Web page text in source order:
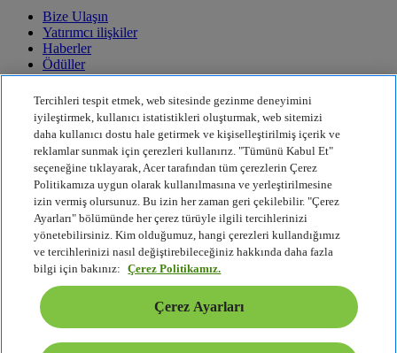
Bize Ulaşın
Yatırımcı ilişkiler
Haberler
Ödüller
Etkinlikler
Sürdürülebilirlik
Sürdürülebilirlik
Kurumsal Sosyal Sorumluluk
Ürün Karbon Ayak İzi
Project Humanity
Earthion
Gizlilik Politikası
Çerez Politikası
Yasal Uyarı
Ek Yasal Bilgiler
Erişilebilirlik Politikası
Çerez Ayarları
Türkiye - Türkçe
Tercihleri tespit etmek, web sitesinde gezinme deneyimini
iyileştirmek, kullanıcı istatistikleri oluşturmak, web sitemizi
daha kullanıcı dostu hale getirmek ve kişiselleştirilmiş içerik ve
reklamlar sunmak için çerezleri kullanırız. "Tümünü Kabul Et"
seçeneğine tıklayarak, Acer tarafından tüm çerezlerin Çerez
Politikamıza uygun olarak kullanılmasına ve yerleştirilmesine
izin vermiş olursunuz. Bu izin her zaman geri çekilebilir. "Çerez
Ayarları" bölümünde her çerez türüyle ilgili tercihlerinizi
yönetebilirsiniz. Kim olduğumuz, hangi çerezleri kullandığımız
ve tercihlerinizi nasıl değiştirebileceğiniz hakkında daha fazla
bilgi için bakınız:
Çerez Politikamız.
Çerez Ayarları